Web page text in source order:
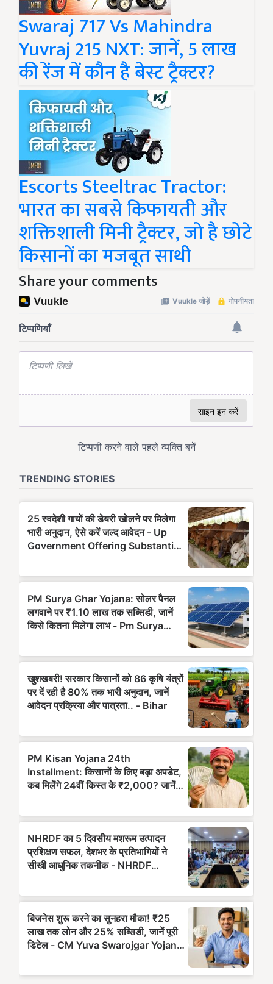
Swaraj 717 Vs Mahindra
Yuvraj 215 NXT: जानें, 5 लाख
की रेंज में कौन है बेस्ट ट्रैक्टर?
Escorts Steeltrac Tractor:
भारत का सबसे किफायती और
शक्तिशाली मिनी ट्रैक्टर, जो है छोटे
किसानों का मजबूत साथी
Share your comments